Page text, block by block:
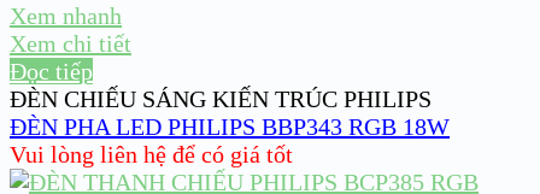
Xem nhanh
Xem chi tiết
Đọc tiếp
ĐÈN CHIẾU SÁNG KIẾN TRÚC PHILIPS
ĐÈN PHA LED PHILIPS BBP343 RGB 18W
Vui lòng liên hệ để có giá tốt